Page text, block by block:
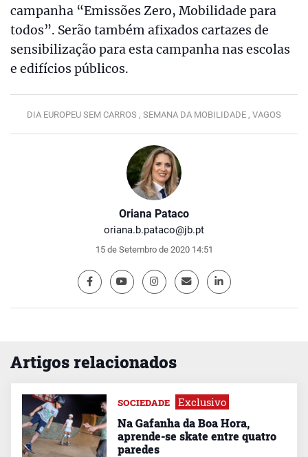
Oriana Pataco
oriana.b.pataco@jb.pt
15 de Setembro de 2020 14:51
campanha “Emissões Zero, Mobilidade para
todos”. Serão também afixados cartazes de
sensibilização para esta campanha nas escolas
e edifícios públicos.
DIA EUROPEU SEM CARROS , SEMANA DA MOBILIDADE , VAGOS
Artigos relacionados
SOCIEDADE Exclusivo
Na Gafanha da Boa Hora,
aprende-se skate entre quatro
paredes